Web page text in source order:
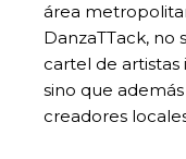
área
DanzaTTack,
cartel de artistas
sino que
creadores